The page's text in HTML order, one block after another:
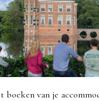
boeken van je